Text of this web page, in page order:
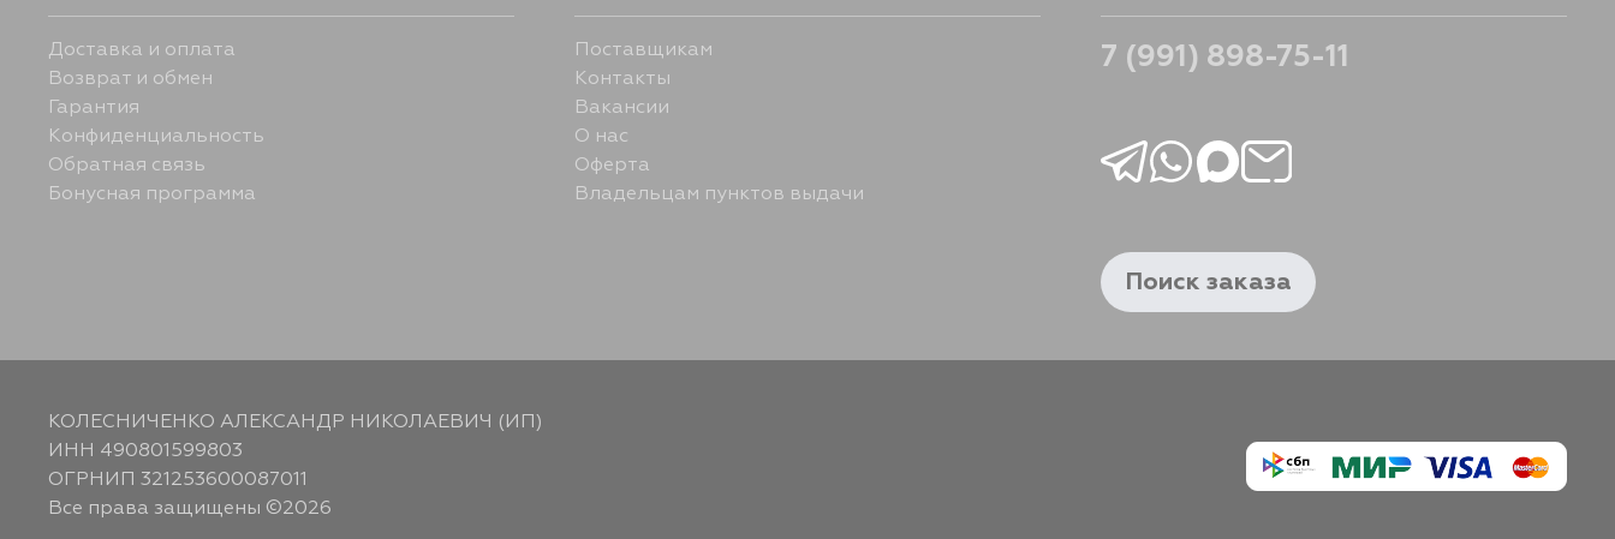
Доставка и оплата
Возврат и обмен
Гарантия
Конфиденциальность
Обратная связь
Бонусная программа
Поставщикам
Контакты
Вакансии
О нас
Оферта
Владельцам пунктов выдачи
7 (991) 898-75-11
Поиск заказа
КОЛЕСНИЧЕНКО АЛЕКСАНДР НИКОЛАЕВИЧ (ИП)
ИНН 490801599803
ОГРНИП 321253600087011
Все права защищены ©2026